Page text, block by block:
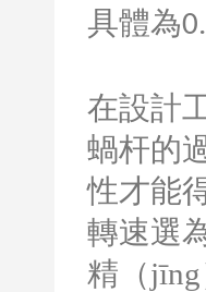
具體為
在設計
蝸杆的
性才能
轉速選
精（